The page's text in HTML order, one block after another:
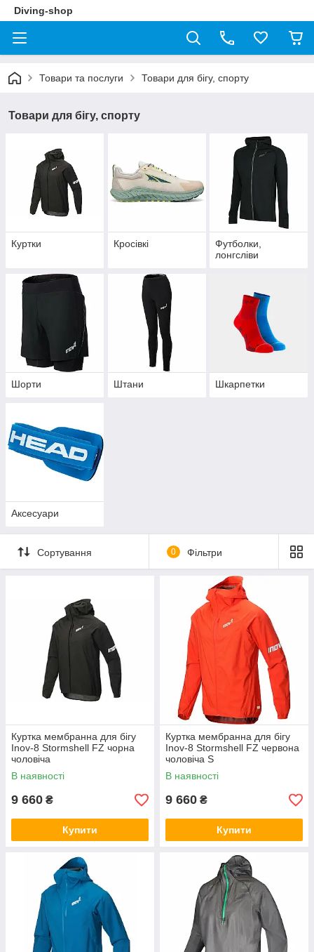
Diving-shop
Товари та послуги Товари для бігу, спорту
Товари для бігу, спорту
Куртки Кросівкі
Футболки,
лонгсліви
Шорти Штани Шкарпетки
Аксесуари
Сортування 0 Фільтри
Куртка мембранна для бігу
Inov-8 Stormshell FZ чорна
чоловіча
В наявності
9 660 ₴
Купити
Куртка мембранна для бігу
Inov-8 Stormshell FZ червона
чоловіча S
В наявності
9 660 ₴
Купити